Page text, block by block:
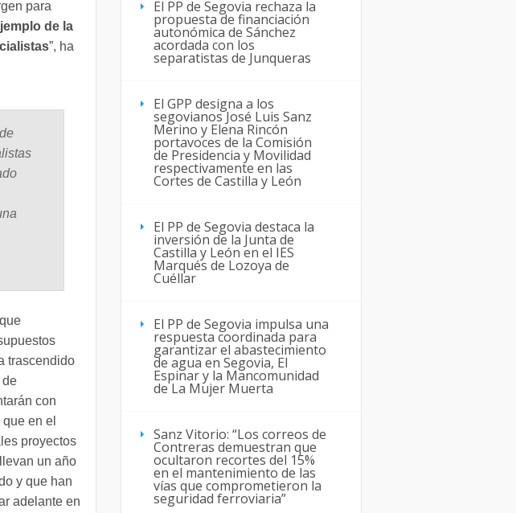
para
de la
”, ha
trascendido
de
con
en el
proyectos
un año
y que han
adelante en
El PP de Segovia rechaza la
propuesta de financiación
autonómica de Sánchez
acordada con los
separatistas de Junqueras
El GPP designa a los
segovianos José Luis Sanz
Merino y Elena Rincón
portavoces de la Comisión
de Presidencia y Movilidad
respectivamente en las
Cortes de Castilla y León
El PP de Segovia destaca la
inversión de la Junta de
Castilla y León en el IES
Marqués de Lozoya de
Cuéllar
El PP de Segovia impulsa una
respuesta coordinada para
garantizar el abastecimiento
de agua en Segovia, El
Espinar y la Mancomunidad
de La Mujer Muerta
Sanz Vitorio: “Los correos de
Contreras demuestran que
ocultaron recortes del 15%
en el mantenimiento de las
vías que comprometieron la
seguridad ferroviaria”